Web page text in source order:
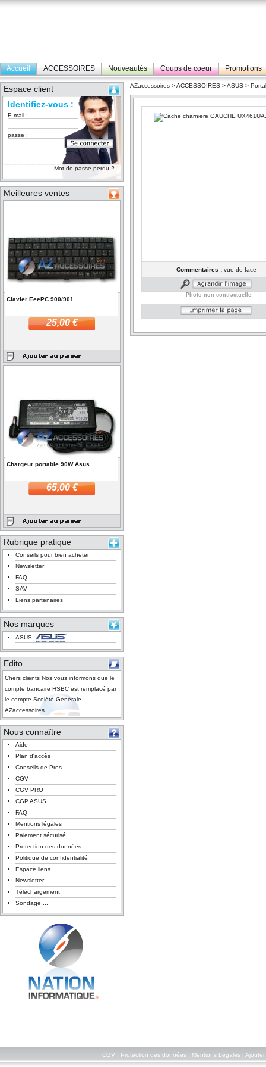
Accueil ACCESSOIRES Nouveautés Coups de coeur Promotions
Espace client
Identifiez-vous :
E-mail :
passe :
Mot de passe perdu ?
Meilleures ventes
Clavier EeePC 900/901
25,00 €
Chargeur portable 90W Asus
65,00 €
Rubrique pratique
Conseils pour bien acheter
Newsletter
FAQ
SAV
Liens partenaires
Nos marques
ASUS
Edito
Chers clients Nos vous informons que le
compte bancaire HSBC est remplacé par
le compte Scoiété Générale.
AZaccessoires
Nous connaître
Aide
Plan d'accès
Conseils de Pros.
CGV
CGV PRO
CGP ASUS
FAQ
Mentions légales
Paiement sécurisé
Protection des données
Politique de confidentialité
Espace liens
Newsletter
Téléchargement
Sondage ...
AZaccessoires >ACCESSOIRES >ASUS >
Commentaires :vue de face
Photo non contractuelle
CGV Protection des données| Mentions Légales| Ajouter